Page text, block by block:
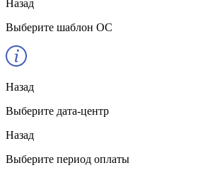
Назад
Выберите шаблон ОС
Назад
Выберите дата-центр
Назад
Выберите период оплаты